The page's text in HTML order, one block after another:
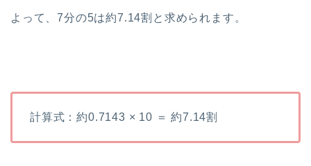
よって、7分の5は約7.14割と求められます。
計算式：約0.7143 × 10 ＝ 約7.14割